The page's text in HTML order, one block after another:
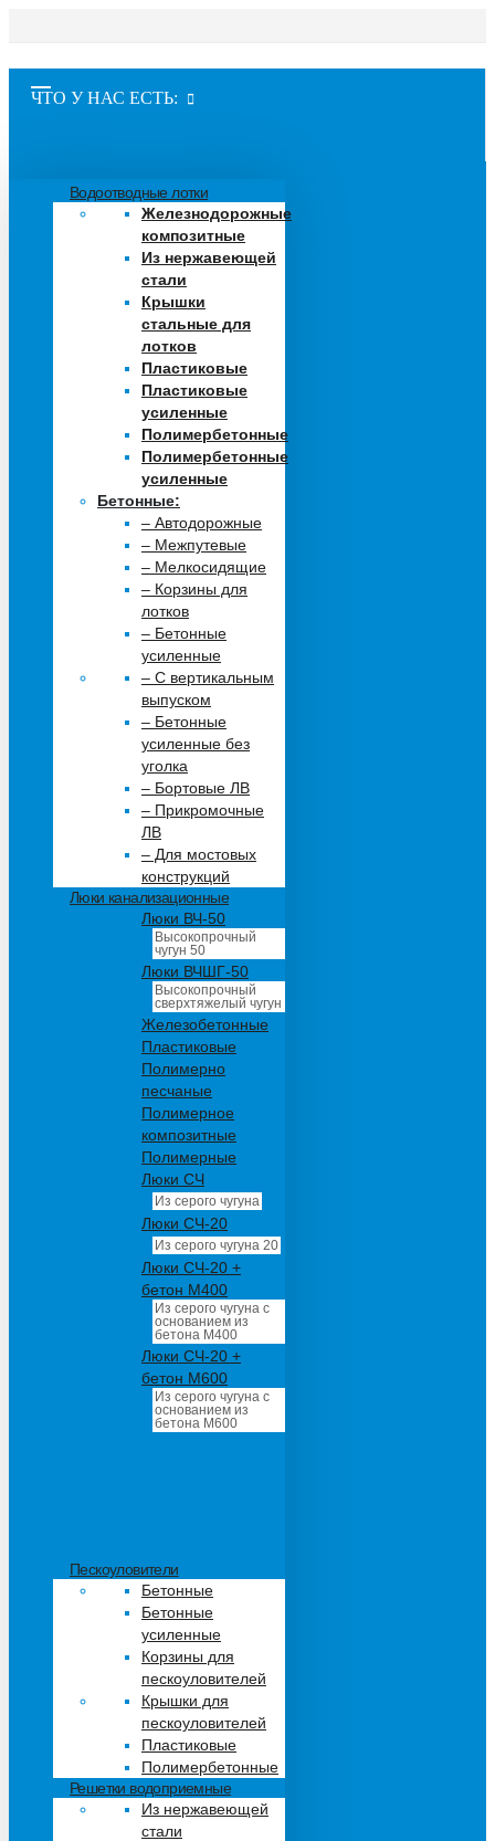
ЧТО У НАС ЕСТЬ:
Водоотводные лотки
Железнодорожные
композитные
Из нержавеющей
стали
Крышки
стальные для
лотков
Пластиковые
Пластиковые
усиленные
Полимербетонные
Полимербетонные
усиленные
Бетонные:
– Автодорожные
– Межпутевые
– Мелкосидящие
– Корзины для
лотков
– Бетонные
усиленные
– С вертикальным
выпуском
– Бетонные
усиленные без
уголка
– Бортовые ЛВ
– Прикромочные
ЛВ
– Для мостовых
конструкций
Люки канализационные
Люки ВЧ-50
Высокопрочный
чугун 50
Люки ВЧШГ-50
Высокопрочный
сверхтяжелый чугун
Железобетонные
Пластиковые
Полимерно
песчаные
Полимерное
композитные
Полимерные
Люки СЧ
Из серого чугуна
Люки СЧ-20
Из серого чугуна 20
Люки СЧ-20 +
бетон М400
Из серого чугуна с
основанием из
бетона М400
Люки СЧ-20 +
бетон М600
Из серого чугуна с
основанием из
бетона М600
Пескоуловители
Бетонные
Бетонные
усиленные
Корзины для
пескоуловителей
Крышки для
пескоуловителей
Пластиковые
Полимербетонные
Решетки водоприемные
Из нержавеющей
стали